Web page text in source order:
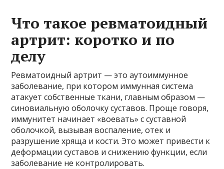
Что такое ревматоидный
артрит: коротко и по
делу
Ревматоидный артрит — это аутоиммунное
заболевание, при котором иммунная система
атакует собственные ткани, главным образом —
синовиальную оболочку суставов. Проще говоря,
иммунитет начинает «воевать» с суставной
оболочкой, вызывая воспаление, отек и
разрушение хряща и кости. Это может привести к
деформации суставов и снижению функции, если
заболевание не контролировать.